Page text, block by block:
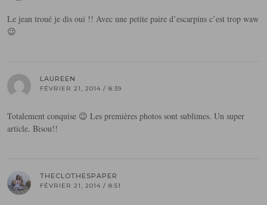
Le jean troué je dis oui !! Avec une petite paire d’escarpins c’est trop waw
😉
LAUREEN
FÉVRIER 21, 2014 / 8:39
Totalement conquise 😉 Les premières photos sont sublimes. Un super
article. Bisou!!
THECLOTHESPAPER
FÉVRIER 21, 2014 / 8:51